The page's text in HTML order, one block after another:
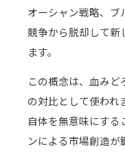
オーシャン戦略、ブ
競争から脱却して新
ます。
この概念は、血み
の対比として使われ
自体を無意味にする
ンによる市場創造が